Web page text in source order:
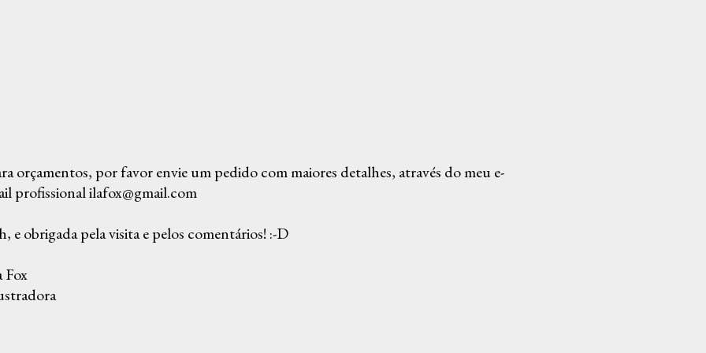
orçamentos, por favor envie um pedido com maiores detalhes, através do meu e-
profissional ilafox@gmail.com
e obrigada pela visita e pelos comentários! :-D
Fox